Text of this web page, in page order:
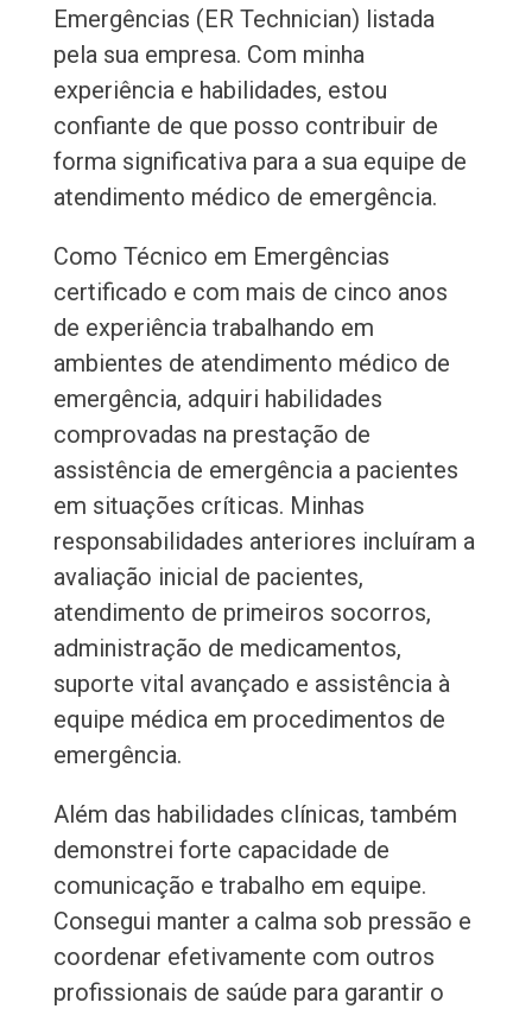
Emergências (ER Technician) listada
pela sua empresa. Com minha
experiência e habilidades, estou
confiante de que posso contribuir de
forma significativa para a sua equipe de
atendimento médico de emergência.
Como Técnico em Emergências
certificado e com mais de cinco anos
de experiência trabalhando em
ambientes de atendimento médico de
emergência, adquiri habilidades
comprovadas na prestação de
assistência de emergência a pacientes
em situações críticas. Minhas
responsabilidades anteriores incluíram a
avaliação inicial de pacientes,
atendimento de primeiros socorros,
administração de medicamentos,
suporte vital avançado e assistência à
equipe médica em procedimentos de
emergência.
Além das habilidades clínicas, também
demonstrei forte capacidade de
comunicação e trabalho em equipe.
Consegui manter a calma sob pressão e
coordenar efetivamente com outros
profissionais de saúde para garantir o